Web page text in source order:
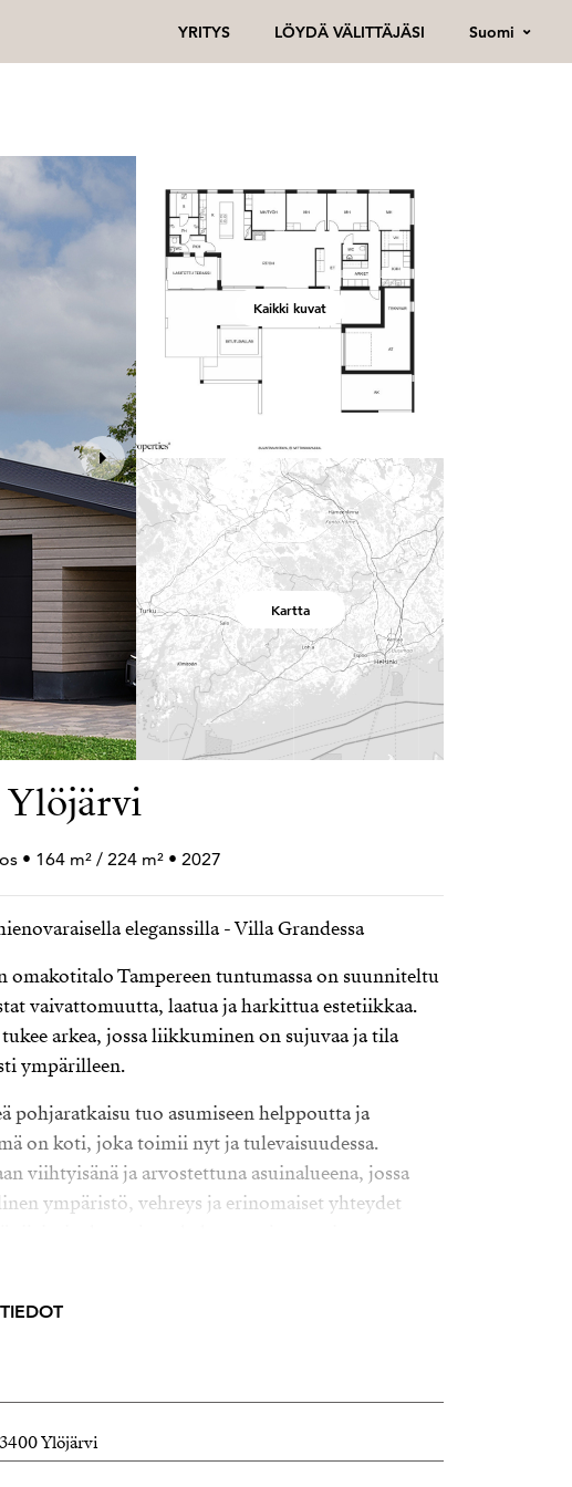
YRITYS LÖYDÄ VÄLITTÄJÄSI Suomi
Kaikki kuvat
Kartta
Ylöjärvi
• 164 m² / 224 m² • 2027
eleganssilla - Villa Grandessa
omakotitalo Tampereen tuntumassa on suunniteltu
vaivattomuutta, laatua ja harkittua estetiikkaa.
arkea, jossa liikkuminen on sujuvaa ja tila
ympärilleen.
pohjaratkaisu tuo asumiseen helppoutta ja
on koti, joka toimii nyt ja tulevaisuudessa.
viihtyisänä ja arvostettuna asuinalueena, jossa
ympäristö, vehreys ja erinomaiset yhteydet
sijainti tekee arjesta helppoa – ja asumisesta
siis vain koti – se on talo, jossa arki saa
luovat kokonaisuuden, jossa jokainen
harkitulta.
luontevasti: yhteiset hetket avarissa
omissa suojaisissa huoneissa ja arjen
Ylöjärvi